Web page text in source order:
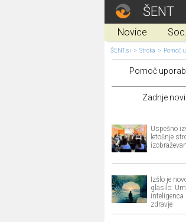
ŠENT
Novice
ŠENT.si > Stroka > Pomoč
Pomoč
Zadnje
Uspešno
letošnje
Izšlo je
glasilo:
inteligenca
zdravje